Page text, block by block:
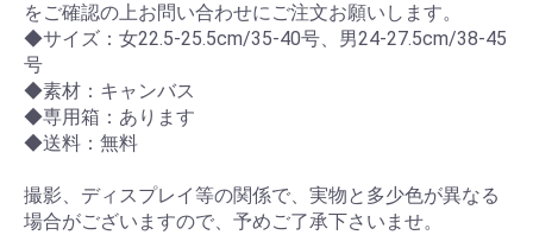
をご確認の上お問い合わせにご注文お願いします。
◆サイズ：女22.5-25.5cm/35-40号、男24-27.5cm/38-45
号
◆素材：キャンバス
◆専用箱：あります
◆送料：無料
撮影、ディスプレイ等の関係で、実物と多少色が異なる
場合がございますので、予めご了承下さいませ。